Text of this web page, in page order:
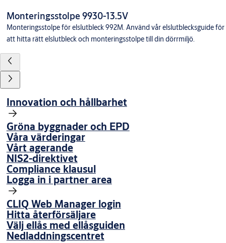
Monteringsstolpe 9930-13.5V
Monteringsstolpe för elslutbleck 992M. Använd vår elslutblecksguide för
att hitta rätt elslutbleck och monteringsstolpe till din dörrmiljö.
Innovation och hållbarhet
Gröna byggnader och EPD
Våra värderingar
Vårt agerande
NIS2-direktivet
Compliance klausul
Logga in i partner area
CLIQ Web Manager login
Hitta återförsäljare
Välj ellås med ellåsguiden
Nedladdningscentret